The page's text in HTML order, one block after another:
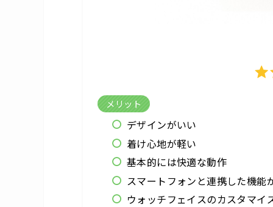
メリット
デザインがいい
着け心地が軽い
基本的には快適な動作
スマートフォンと連携した機能
ウォッチフェイスのカスタマイ